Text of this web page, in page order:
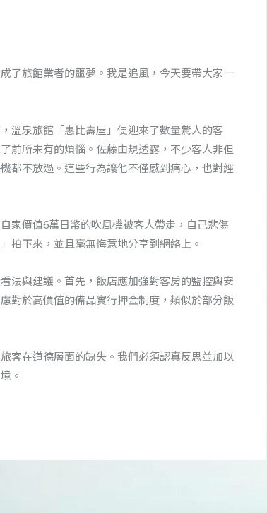
了旅館業者的噩夢。我是追風，今天要帶大家一
溫泉旅館「惠比壽屋」便迎來了數量驚人的客
前所未有的煩惱。佐藤由規透露，不少客人非但
都不放過。這些行為讓他不僅感到痛心，也對經
家價值6萬日幣的吹風機被客人帶走，自己悲傷
拍下來，並且毫無悔意地分享到網絡上。
法與建議。首先，飯店應加強對客房的監控與安
對於高價值的備品實行押金制度，類似於部分飯
客在道德層面的缺失。我們必須認真反思並加以
。